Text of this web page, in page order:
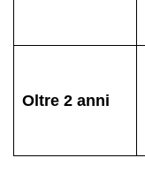
Oltre 2 anni